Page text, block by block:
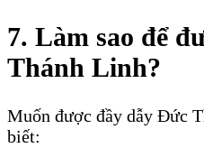
7. Làm sao để
Thánh Linh?
Muốn được đầy dẫy Ðức
biết: